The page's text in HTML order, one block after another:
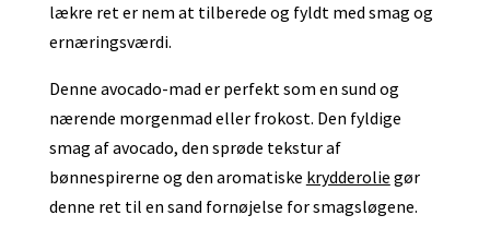
lækre ret er nem at tilberede og fyldt med smag og
ernæringsværdi.
Denne avocado-mad er perfekt som en sund og
nærende morgenmad eller frokost. Den fyldige
smag af avocado, den sprøde tekstur af
bønnespirerne og den aromatiske krydderolie gør
denne ret til en sand fornøjelse for smagsløgene.